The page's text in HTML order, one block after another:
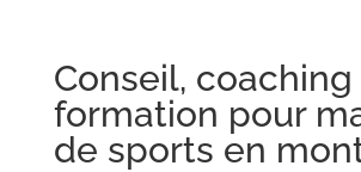
Conseil,
formation pour
de sports en